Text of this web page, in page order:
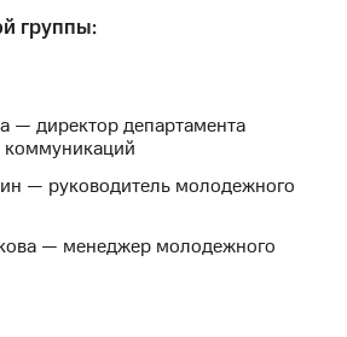
группы:
— директор департамента
коммуникаций
— руководитель молодежного
— менеджер молодежного